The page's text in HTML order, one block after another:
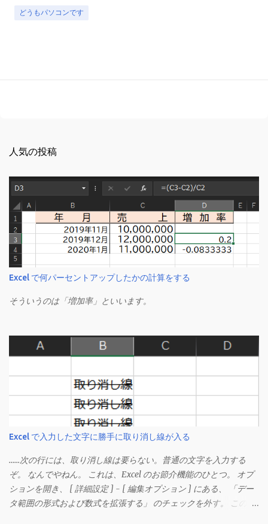
どうもパソコンです
人気の投稿
Excel で何パーセントアップしたかの計算をする
そういうのは「増加率」といいます。
Excel で入力した文字に勝手に取り消し線が入る
……次の行には、取り消し線は要らない。普通の文字を入力する
ぞ。 なんでやねん。 これは、Excel のお節介機能のひとつ。 オプ
ションを開き、 [ 詳細設定 ] - [ 編集オプション ] にある、 「デー
タ範囲の形式および数式を拡張する」 のチェックを外す。 この機